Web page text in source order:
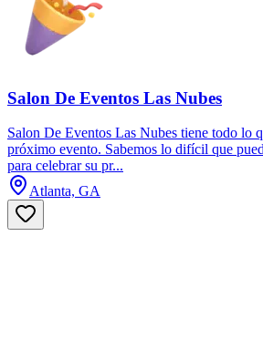
Salon De Eventos Las Nubes
Salon De Eventos Las Nubes tiene todo lo
próximo evento. Sabemos lo difícil que
para celebrar su pr...
Atlanta, GA